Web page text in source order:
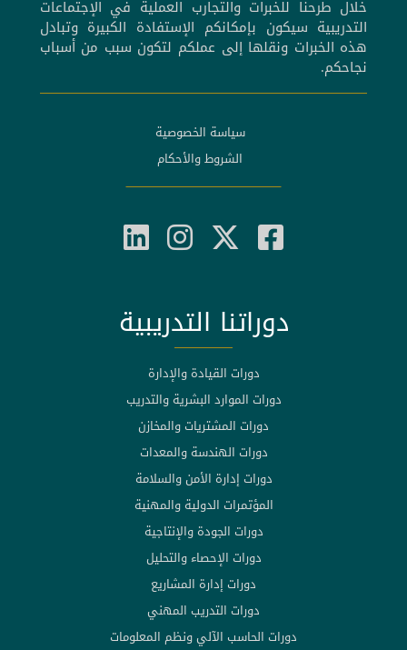
خلال طرحنا للخبرات والتجارب العملية في الإجتماعات
التدريبية سيكون بإمكانكم الإستفادة الكبيرة وتبادل
هذه الخبرات ونقلها إلى عملكم لتكون سبب من أسباب
نجاحكم.
سياسة الخصوصية
الشروط والأحكام
دوراتنا التدريبية
دورات القيادة والإدارة
دورات الموارد البشرية والتدريب
دورات المشتريات والمخازن
دورات الهندسة والمعدات
دورات إدارة الأمن والسلامة
المؤتمرات الدولية والمهنية
دورات الجودة والإنتاجية
دورات الإحصاء والتحليل
دورات إدارة المشاريع
دورات التدريب المهني
دورات الحاسب الآلي ونظم المعلومات